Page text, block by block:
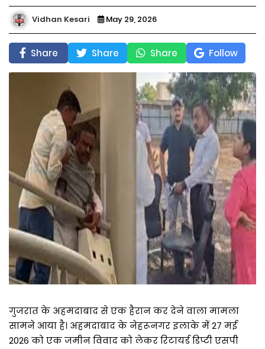
Vidhan Kesari May 29, 2026
Share Share Share Follow
गुजरात के अहमदाबाद से एक हैरान कर देने वाला मामला
सामने आया है। अहमदाबाद के नेहरूनगर इलाके में 27 मई
2026 को एक जमीन विवाद को लेकर रिटायर्ड डिप्टी एसपी